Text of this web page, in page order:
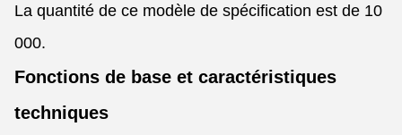
La quantité de ce modèle de spécification est de 10
000.
Fonctions de base et caractéristiques
techniques